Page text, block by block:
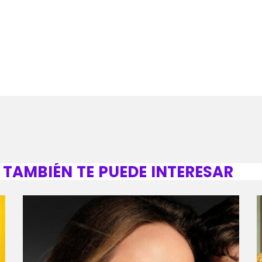
TAMBIÉN TE PUEDE INTERESAR
fast_forward 00:00:00 - Inicio